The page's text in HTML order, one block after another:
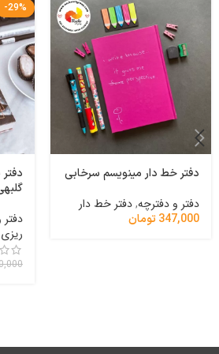
دفتر خط دار مینویسم سرخابی
دفتر و دفترچه,دفتر خط دار
347,000تومان
-29%
دفتر
ریزی